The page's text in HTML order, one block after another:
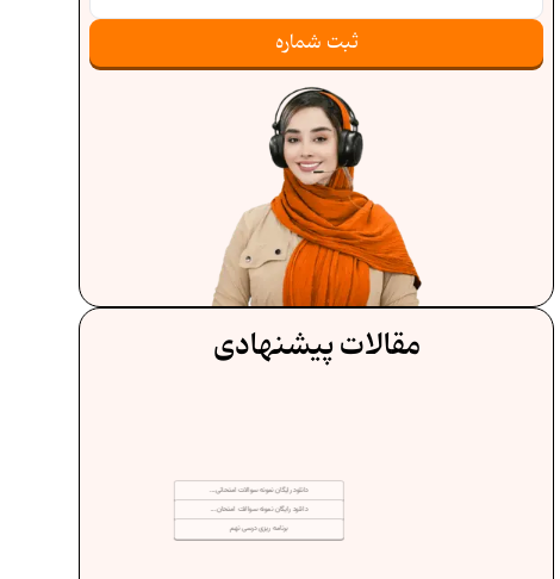
ثبت شماره
مقالات پیشنهادی
دانلود رایگان نمونه سوالات امتحانی...
دانلود رایگان نمونه سوالات امتحان...
برنامه‌ ریزی درسی نهم